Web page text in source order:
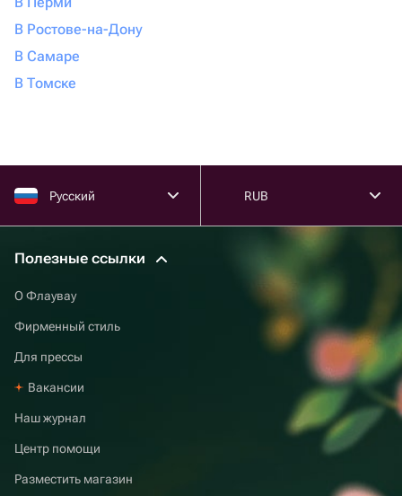
В Ростове-на-Дону
В Самаре
В Томске
Русский RUB
Полезные ссылки
О Флаувау
Фирменный стиль
Для прессы
Вакансии
Наш журнал
Центр помощи
Разместить магазин